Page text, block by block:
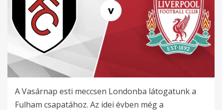
A Vasárnap esti meccsen Londonba látogatunk a
Fulham csapatához. Az idei évben még a